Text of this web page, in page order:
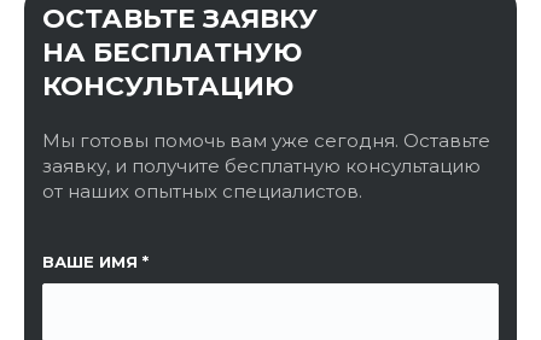
ОСТАВЬТЕ ЗАЯВКУ
НА БЕСПЛАТНУЮ
КОНСУЛЬТАЦИЮ
Мы готовы помочь вам уже сегодня. Оставьте
заявку, и получите бесплатную консультацию
от наших опытных специалистов.
ВАШЕ ИМЯ
ССЫЛКА НА СТРАНИЦУ